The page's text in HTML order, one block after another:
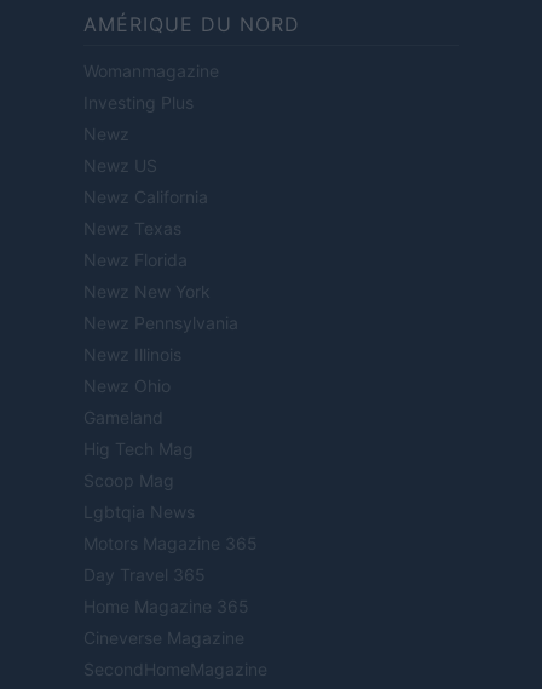
AMÉRIQUE DU NORD
Womanmagazine
Investing Plus
Newz
Newz US
Newz California
Newz Texas
Newz Florida
Newz New York
Newz Pennsylvania
Newz Illinois
Newz Ohio
Gameland
Hig Tech Mag
Scoop Mag
Lgbtqia News
Motors Magazine 365
Day Travel 365
Home Magazine 365
Cineverse Magazine
SecondHomeMagazine